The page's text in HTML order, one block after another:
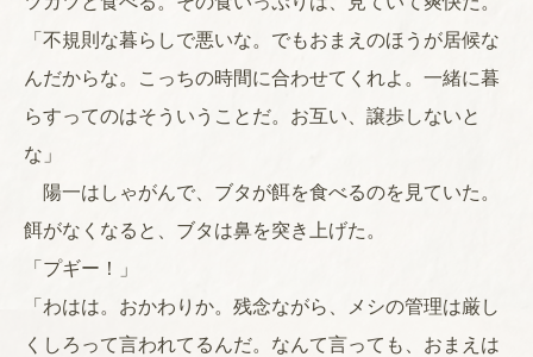
「不規則な暮らしで悪いな。でもおまえのほうが居候な
んだからな。こっちの時間に合わせてくれよ。一緒に暮
らすってのはそういうことだ。お互い、譲歩しないと
な」
陽一はしゃがんで、ブタが餌を食べるのを見ていた。
餌がなくなると、ブタは鼻を突き上げた。
「プギー！」
「わはは。おかわりか。残念ながら、メシの管理は厳し
くしろって言われてるんだ。なんて言っても、おまえは